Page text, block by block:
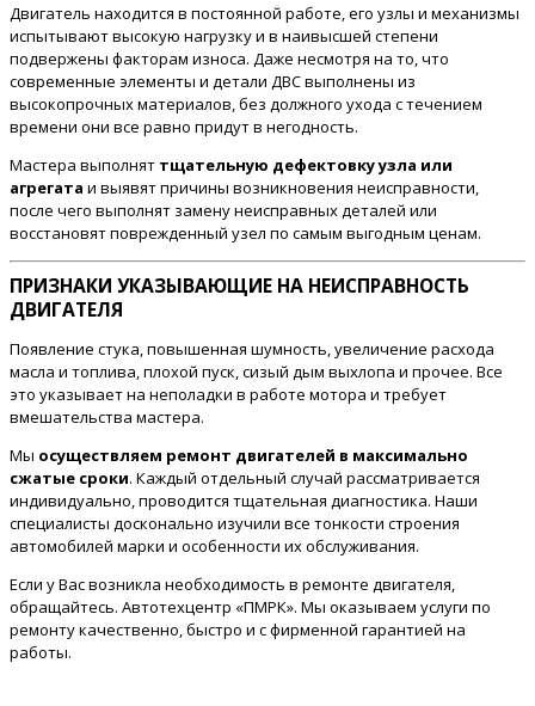
Двигатель находится в постоянной работе, его узлы и механизмы
испытывают высокую нагрузку и в наивысшей степени
подвержены факторам износа. Даже несмотря на то, что
современные элементы и детали ДВС выполнены из
высокопрочных материалов, без должного ухода с течением
времени они все равно придут в негодность.
Мастера выполнят тщательную дефектовку узла или
агрегата и выявят причины возникновения неисправности,
после чего выполнят замену неисправных деталей или
восстановят поврежденный узел по самым выгодным ценам.
ПРИЗНАКИ УКАЗЫВАЮЩИЕ НА НЕИСПРАВНОСТЬ
ДВИГАТЕЛЯ
Появление стука, повышенная шумность, увеличение расхода
масла и топлива, плохой пуск, сизый дым выхлопа и прочее. Все
это указывает на неполадки в работе мотора и требует
вмешательства мастера.
Мы осуществляем ремонт двигателей в максимально
сжатые сроки. Каждый отдельный случай рассматривается
индивидуально, проводится тщательная диагностика. Наши
специалисты досконально изучили все тонкости строения
автомобилей марки и особенности их обслуживания.
Если у Вас возникла необходимость в ремонте двигателя,
обращайтесь. Автотехцентр «ПМРК». Мы оказываем услуги по
ремонту качественно, быстро и с фирменной гарантией на
работы.